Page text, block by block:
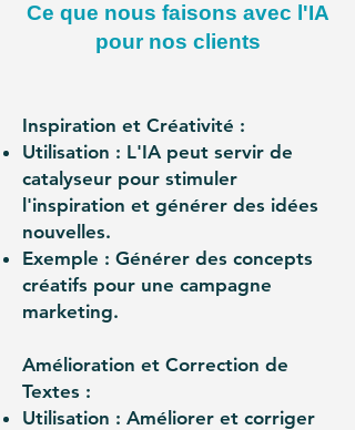
Ce que nous faisons avec l'IA
pour nos clients
Inspiration et Créativité :
Utilisation : L'IA peut servir de
catalyseur pour stimuler
l'inspiration et générer des idées
nouvelles.
Exemple : Générer des concepts
créatifs pour une campagne
marketing.
Amélioration et Correction de
Textes :
Utilisation : Améliorer et corriger